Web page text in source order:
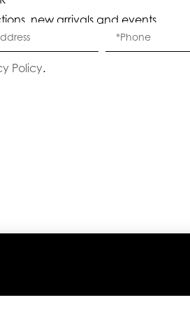
new arrivals and events.
Policy.
היישלום, ברוכה הבאה ל-ELEGANZA -
ELISABETTA FRANCHI